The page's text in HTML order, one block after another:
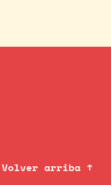
Volver arriba ↑